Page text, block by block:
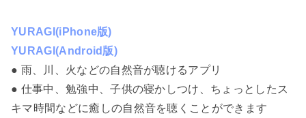
YURAGI(iPhone版)
YURAGI(Android版)
● 雨、川、火などの自然音が聴けるアプリ
● 仕事中、勉強中、子供の寝かしつけ、ちょっとしたス
キマ時間などに癒しの自然音を聴くことができます